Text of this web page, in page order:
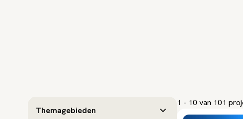
Themagebieden
1 - 10 van 101